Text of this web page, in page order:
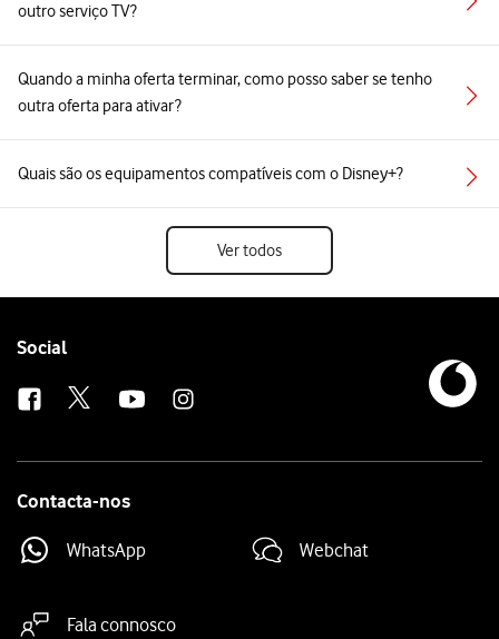
outro serviço TV?
Quando a minha oferta terminar, como posso saber se tenho
outra oferta para ativar?
Quais são os equipamentos compatíveis com o Disney+?
Ver todos
Follow
Social
Contacta-nos
WhatsApp Webchat
Fala connosco